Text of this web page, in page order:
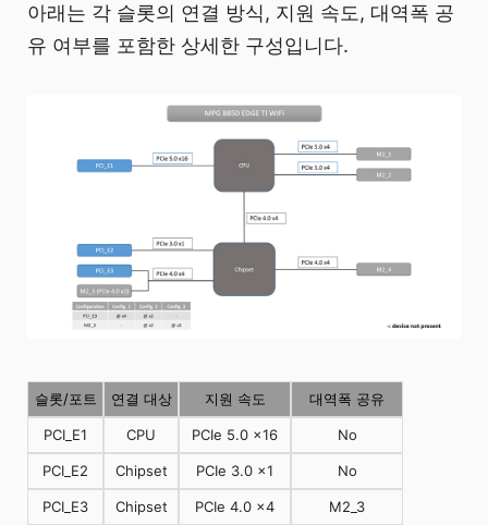
아래는 각 슬롯의 연결 방식, 지원 속도, 대역폭 공
유 여부를 포함한 상세한 구성입니다.
슬롯/포트 연결 대상 지원 속도 대역폭 공유
PCI_E1 CPU PCIe 5.0 x16 No
PCI_E2 Chipset PCIe 3.0 x1 No
PCI_E3 Chipset PCIe 4.0 x4 M2_3